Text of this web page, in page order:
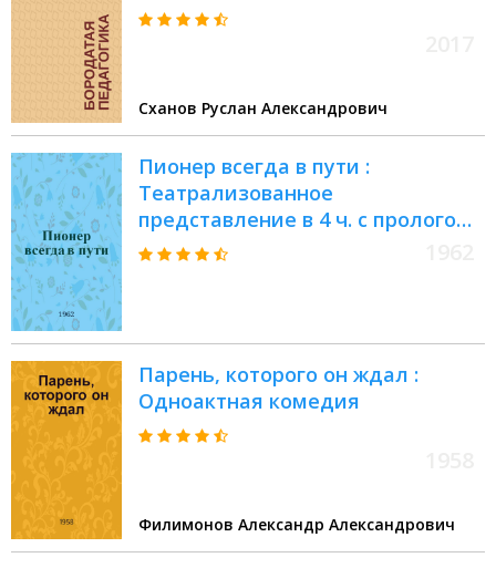
Сханов Руслан Александрович
Пионер всегда в пути :
Театрализованное
представление в 4 ч. с прологом
и эпилогом : Для детей
Парень, которого он ждал :
Одноактная комедия
Филимонов Александр Александрович